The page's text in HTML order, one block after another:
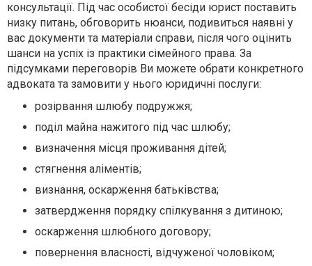
консультації. Під час особистої бесіди юрист поставить
низку питань, обговорить нюанси, подивиться наявні у
вас документи та матеріали справи, після чого оцінить
шанси на успіх із практики сімейного права. За
підсумками переговорів Ви можете обрати конкретного
адвоката та замовити у нього юридичні послуги:
розірвання шлюбу подружжя;
поділ майна нажитого під час шлюбу;
визначення місця проживання дітей;
стягнення аліментів;
визнання, оскарження батьківства;
затвердження порядку спілкування з дитиною;
оскарження шлюбного договору;
повернення власності, відчуженої чоловіком;